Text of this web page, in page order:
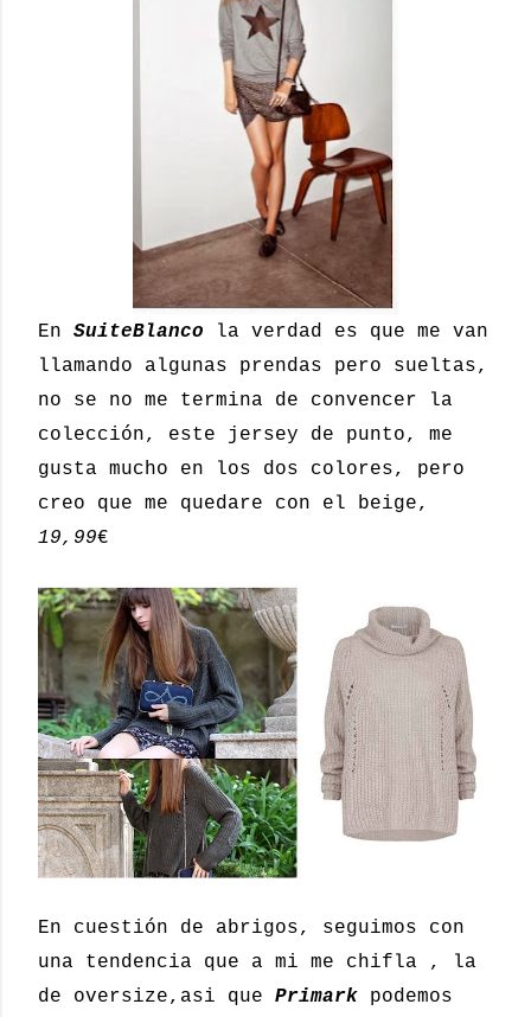
En SuiteBlanco la verdad es que me van
llamando algunas prendas pero sueltas,
no se no me termina de convencer la
colección, este jersey de punto, me
gusta mucho en los dos colores, pero
creo que me quedare con el beige,
19,99€
En cuestión de abrigos, seguimos con
una tendencia que a mi me chifla , la
de oversize,asi que Primark podemos